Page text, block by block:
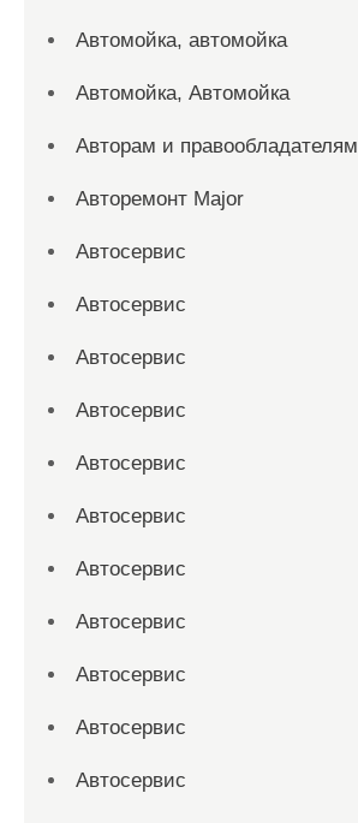
Автомойка, автомойка
Автомойка, Автомойка
Авторам и правообладателям
Авторемонт Major
Автосервис
Автосервис
Автосервис
Автосервис
Автосервис
Автосервис
Автосервис
Автосервис
Автосервис
Автосервис
Автосервис